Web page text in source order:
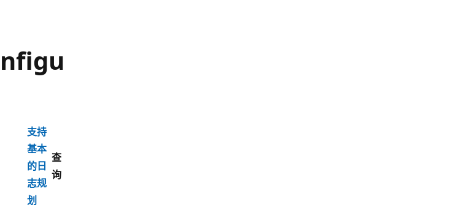
支持
基本
的日
志规
划
查
询